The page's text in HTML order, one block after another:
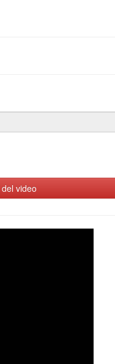
video